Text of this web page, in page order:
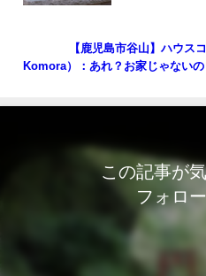
【鹿児島市谷山】ハウス
Komora）：あれ？お家じゃない
この記事が
フォロ